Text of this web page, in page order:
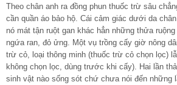
Theo chân anh ra đồng phun thuốc trừ sâu
cần quần áo bảo hộ. Cái cảm giác dưới da
nó mát tận ruột gan khác hẳn những thửa
ngứa ran, đỏ ửng. Một vụ trồng cấy giờ nông
trừ cỏ, loại thông minh (thuốc trừ cỏ chọn lọc)
không chọn lọc, dùng trước khi cấy). Hai lần
sinh vật nào sống sót chứ chưa nói đến những